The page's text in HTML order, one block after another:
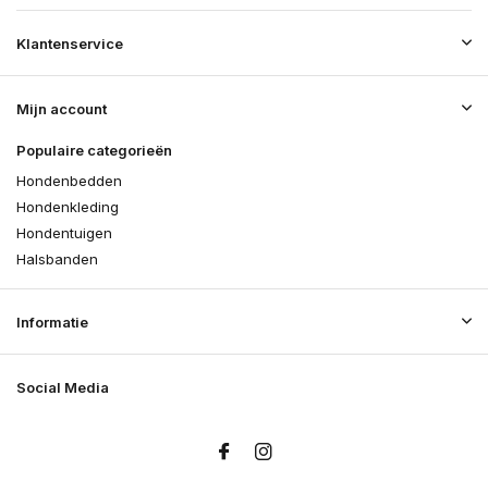
Klantenservice
Mijn account
Populaire categorieën
Hondenbedden
Hondenkleding
Hondentuigen
Halsbanden
Informatie
Social Media